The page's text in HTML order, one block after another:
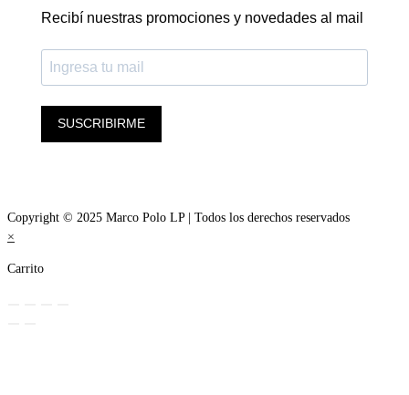
Recibí nuestras promociones y novedades al mail
SUSCRIBIRME
Copyright © 2025 Marco Polo LP | Todos los derechos reservados
×
Carrito